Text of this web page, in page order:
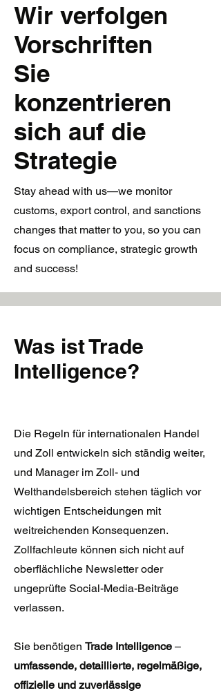
Wir verfolgen
Vorschriften
Sie
konzentrieren
sich auf die
Strategie
Stay ahead with us—we monitor
customs, export control, and sanctions
changes that matter to you, so you can
focus on compliance, strategic growth
and success!
Was ist Trade
Intelligence?
Die Regeln für internationalen Handel
und Zoll entwickeln sich ständig weiter,
und Manager im Zoll- und
Welthandelsbereich stehen täglich vor
wichtigen Entscheidungen mit
weitreichenden Konsequenzen.
Zollfachleute können sich nicht auf
oberflächliche Newsletter oder
ungeprüfte Social-Media-Beiträge
verlassen.
Sie benötigen Trade Intelligence –
umfassende, detaillierte, regelmäßige,
offizielle und zuverlässige